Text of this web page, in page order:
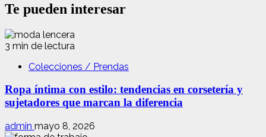
Te pueden interesar
3 min de lectura
Colecciones / Prendas
Ropa íntima con estilo: tendencias en corsetería y
sujetadores que marcan la diferencia
admin mayo 8, 2026